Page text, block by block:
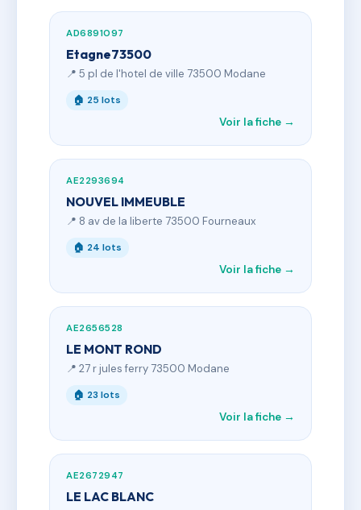
AD6891097
Etagne73500
📍 5 pl de l'hotel de ville 73500 Modane
🏠 25 lots
Voir la fiche →
AE2293694
NOUVEL IMMEUBLE
📍 8 av de la liberte 73500 Fourneaux
🏠 24 lots
Voir la fiche →
AE2656528
LE MONT ROND
📍 27 r jules ferry 73500 Modane
🏠 23 lots
Voir la fiche →
AE2672947
LE LAC BLANC